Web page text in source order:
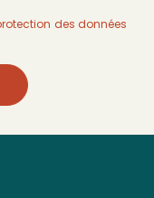
des données